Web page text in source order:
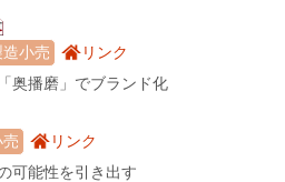
小売
リンク
奥播磨」でブランド化
リンク
可能性を引き出す